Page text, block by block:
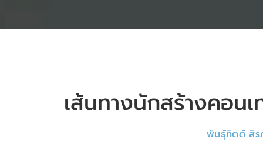
เส้นทางนักสร้างคอน
พันธุ์ทิตต์ สิร